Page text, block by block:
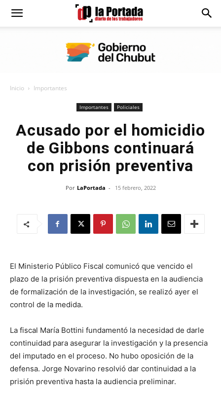
Diario
Inicio Importantes
Importantes Policiales
Acusado por el homicidio
de Gibbons continuará
con prisión preventiva
Por LaPortada - 15 febrero, 2022
El Ministerio Público Fiscal comunicó que vencido el
plazo de la prisión preventiva dispuesta en la audiencia
de formalización de la investigación, se realizó ayer el
control de la medida.
La fiscal María Bottini fundamentó la necesidad de darle
continuidad para asegurar la investigación y la presencia
del imputado en el proceso. No hubo oposición de la
defensa. Jorge Novarino resolvió dar continuidad a la
prisión preventiva hasta la audiencia preliminar.